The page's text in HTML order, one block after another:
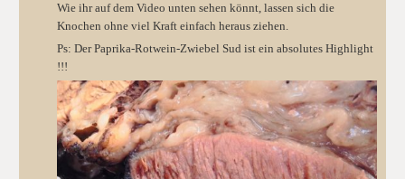
Wie ihr auf dem Video unten sehen könnt, lassen sich die
Knochen ohne viel Kraft einfach heraus ziehen.
Ps: Der Paprika-Rotwein-Zwiebel Sud ist ein absolutes Highlight
!!!